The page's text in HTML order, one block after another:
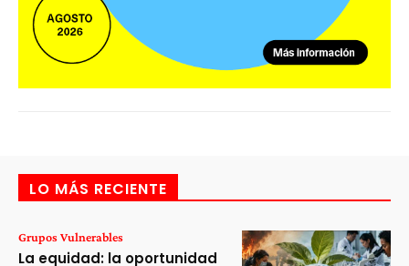
LO MÁS RECIENTE
Grupos Vulnerables
La equidad: la oportunidad